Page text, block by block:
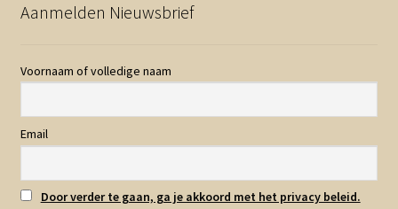
Aanmelden Nieuwsbrief
Voornaam of volledige naam
Email
Door verder te gaan, ga je akkoord met het privacy beleid.